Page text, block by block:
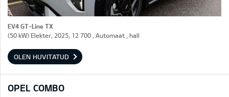
EV4 GT-Line TX
(50 kW) Elekter, 2025, 12 700 , Automaat , hall
OLEN HUVITATUD
OPEL COMBO